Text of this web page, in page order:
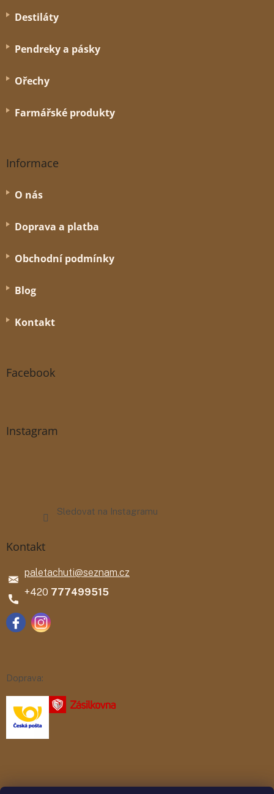
Destiláty
Pendreky a pásky
Ořechy
Farmářské produkty
Informace
O nás
Doprava a platba
Obchodní podmínky
Blog
Kontakt
Facebook
Instagram
Sledovat na Instagramu
Kontakt
paletachuti@seznam.cz
777499515
Doprava: